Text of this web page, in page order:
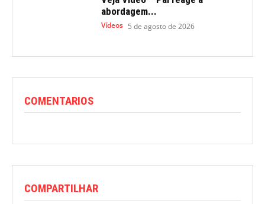
abordagem...
Vídeos 5 de agosto de 2026
COMENTARIOS
COMPARTILHAR